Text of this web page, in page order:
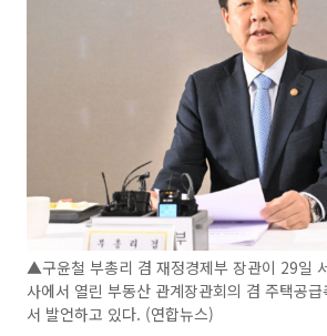
▲구윤철 부총리 겸 재정경제부 장관이 29일
사에서 열린 부동산 관계장관회의 겸 주택공
서 발언하고 있다. (연합뉴스)